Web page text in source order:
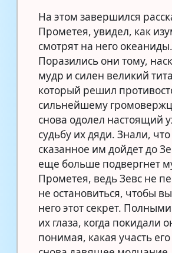
На этом завершился
Прометея, увидел, как
смотрят на него океаниды.
Поразились они тому,
мудр и силен великий
который решил
сильнейшему
снова одолел настоящий
судьбу их дяди. Знали, что
сказанное им дойдет до
еще больше подвергнет
Прометея, ведь Зевс не
не остановиться, чтобы
него этот секрет.
их глаза, когда покидали
понимая, какая участь